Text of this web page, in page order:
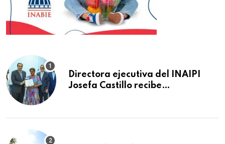
Directora ejecutiva del INAIPI
Josefa Castillo recibe